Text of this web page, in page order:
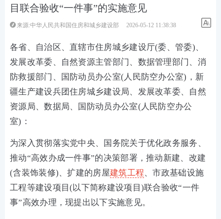
目联合验收“一件事”的实施意见
来源:中华人民共和国住房和城乡建设部 2026-05-12 11:38:38
各省、自治区、直辖市住房城乡建设厅(委、管委)、
发展改革委、自然资源主管部门、数据管理部门、消
防救援部门、国防动员办公室(人民防空办公室)，新
疆生产建设兵团住房城乡建设局、发展改革委、自然
资源局、数据局、国防动员办公室(人民防空办公
室)：
为深入贯彻落实党中央、国务院关于优化政务服务、
推动“高效办成一件事”的决策部署，推动新建、改建
(含装饰装修)、扩建的房屋建筑工程、市政基础设施
工程等建设项目(以下简称建设项目)联合验收“一件
事”高效办理，现提出以下实施意见。